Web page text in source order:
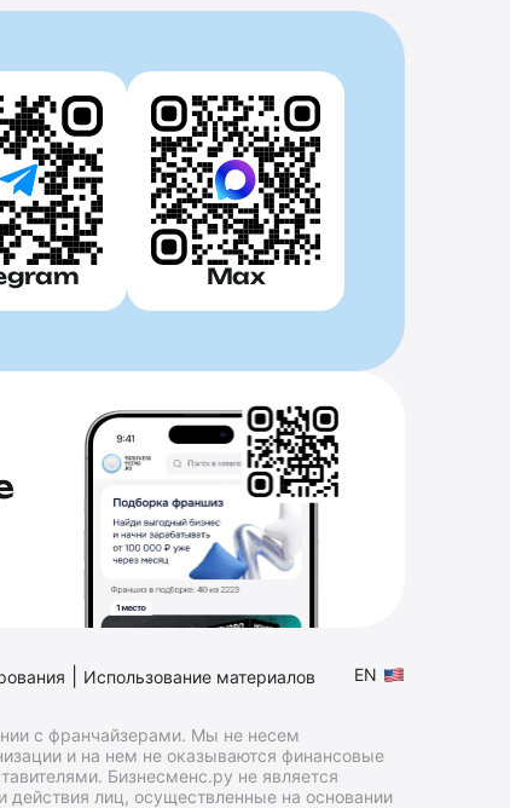
Max
Использование материалов EN
с франчайзерами. Мы не несем
и на нем не оказываются финансовые
Бизнесменс.ру не является
действия лиц, осуществленные на основании